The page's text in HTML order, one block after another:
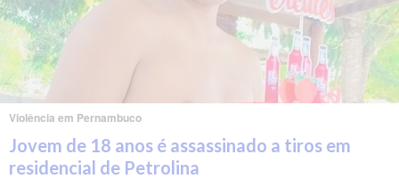
Violência em Pernambuco
Jovem de 18 anos é assassinado a tiros em
residencial de Petrolina